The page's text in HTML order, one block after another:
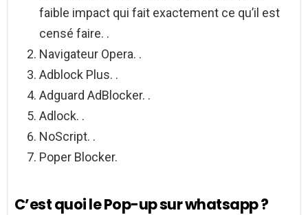
faible impact qui fait exactement ce qu’il est
censé faire. .
Navigateur Opera. .
Adblock Plus. .
Adguard AdBlocker. .
Adlock. .
NoScript. .
Poper Blocker.
C’est quoi le Pop-up sur whatsapp ?